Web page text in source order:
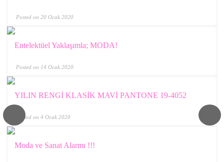
Posted on 20 Ocak 2020
Entelektüel Yaklaşımla; MODA!
Posted on 14 Ocak 2020
YILIN RENGİ KLASİK MAVİ PANTONE 19-4052
Posted on 4 Ocak 2020
Moda ve Sanat Alarmı !!!